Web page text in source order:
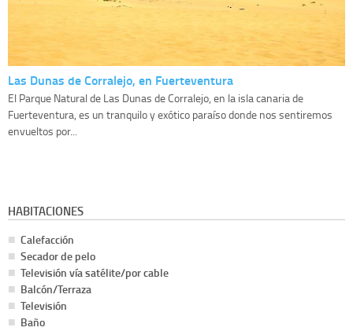
Las Dunas de Corralejo, en Fuerteventura
El Parque Natural de Las Dunas de Corralejo, en la isla canaria de
Fuerteventura, es un tranquilo y exótico paraíso donde nos sentiremos
envueltos por...
HABITACIONES
Calefacción
Secador de pelo
Televisión vía satélite/por cable
Balcón/Terraza
Televisión
Baño